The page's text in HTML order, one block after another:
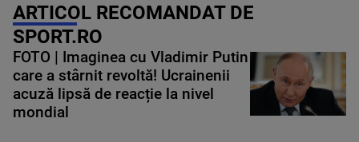
ARTICOL RECOMANDAT DE
SPORT.RO
FOTO | Imaginea cu Vladimir Putin
care a stârnit revoltă! Ucrainenii
acuză lipsă de reacție la nivel
mondial